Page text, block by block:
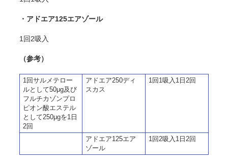
・アドエア125エアゾール
1回2吸入
（参考）
1回サルメテロー
ルとして50μg及び
フルチカゾンプロ
ピオン酸エステル
として250μgを1日
2回
アドエア250ディ
スカス
1回1吸入1日2回
アドエア125エア
ゾール
1回2吸入1日2回